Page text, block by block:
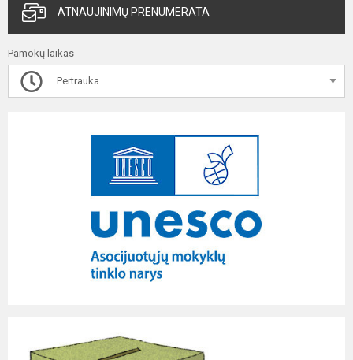
ATNAUJINIMŲ PRENUMERATA
Pamokų laikas
Pertrauka